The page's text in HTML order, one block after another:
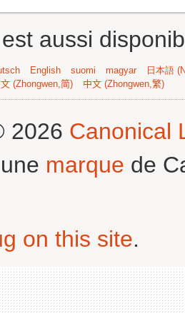
aussi
English suomi magyar
日本語
(Zhongwen,简) 中文 (Zhongwen,繁)
2026 Canonical
marque de
on this site.